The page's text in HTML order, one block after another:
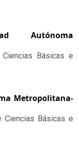
Autónoma
Básicas e
Metropolitana-
Ciencias Básicas e